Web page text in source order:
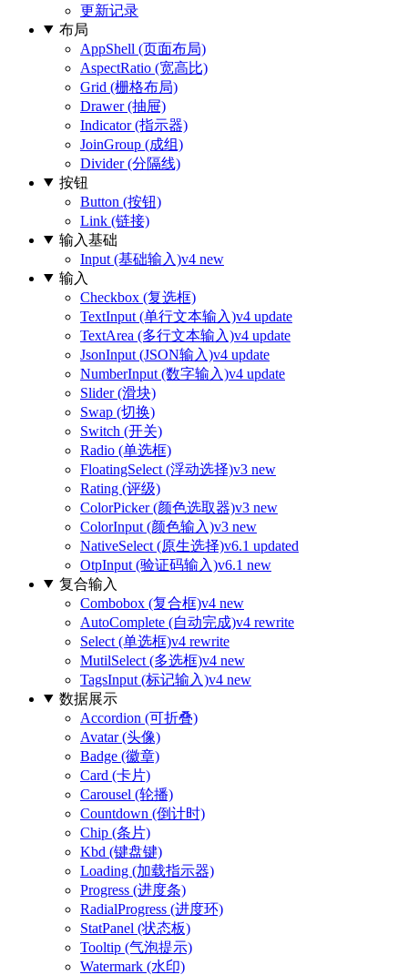
更新记录
布局
AppShell (页面布局)
AspectRatio (宽高比)
Grid (栅格布局)
Drawer (抽屉)
Indicator (指示器)
JoinGroup (成组)
Divider (分隔线)
按钮
Button (按钮)
Link (链接)
输入基础
Input (基础输入)v4 new
输入
Checkbox (复选框)
TextInput (单行文本输入)v4 update
TextArea (多行文本输入)v4 update
JsonInput (JSON输入)v4 update
NumberInput (数字输入)v4 update
Slider (滑块)
Swap (切换)
Switch (开关)
Radio (单选框)
FloatingSelect (浮动选择)v3 new
Rating (评级)
ColorPicker (颜色选取器)v3 new
ColorInput (颜色输入)v3 new
NativeSelect (原生选择)v6.1 updated
OtpInput (验证码输入)v6.1 new
复合输入
Combobox (复合框)v4 new
AutoComplete (自动完成)v4 rewrite
Select (单选框)v4 rewrite
MutilSelect (多选框)v4 new
TagsInput (标记输入)v4 new
数据展示
Accordion (可折叠)
Avatar (头像)
Badge (徽章)
Card (卡片)
Carousel (轮播)
Countdown (倒计时)
Chip (条片)
Kbd (键盘键)
Loading (加载指示器)
Progress (进度条)
RadialProgress (进度环)
StatPanel (状态板)
Tooltip (气泡提示)
Watermark (水印)